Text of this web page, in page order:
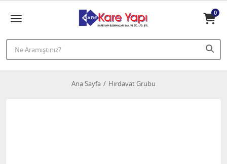
0
Ana Sayfa Hırdavat Grubu